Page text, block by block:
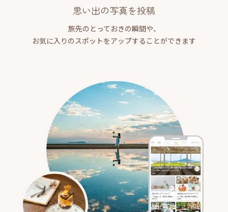
思い出の写真を投稿
旅先のとっておきの瞬間や、
お気に入りのスポットをアップすることができます